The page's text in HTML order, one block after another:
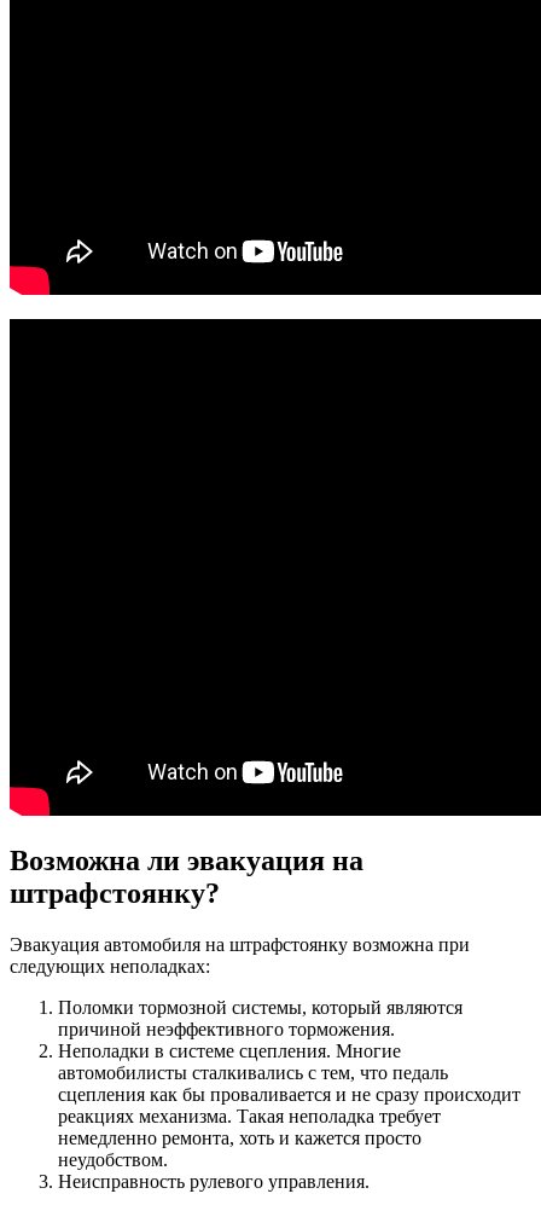
Возможна ли эвакуация на
штрафстоянку?
Эвакуация автомобиля на штрафстоянку возможна при
следующих неполадках:
Поломки тормозной системы, который являются
причиной неэффективного торможения.
Неполадки в системе сцепления. Многие
автомобилисты сталкивались с тем, что педаль
сцепления как бы проваливается и не сразу происходит
реакциях механизма. Такая неполадка требует
немедленно ремонта, хоть и кажется просто
неудобством.
Неисправность рулевого управления.